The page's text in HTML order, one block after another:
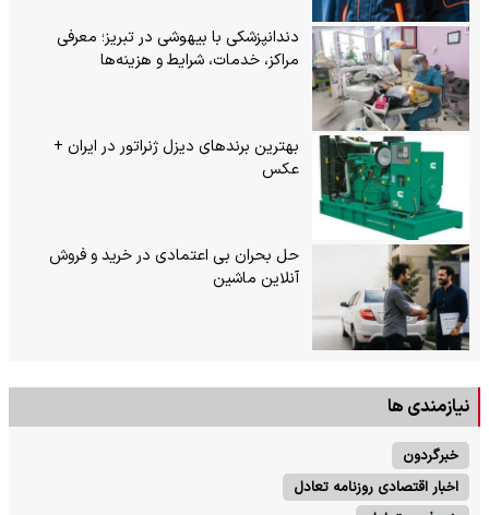
دندانپزشکی با بیهوشی در تبریز؛ معرفی
مراکز، خدمات، شرایط و هزینه‌ها
بهترین برندهای دیزل ژنراتور در ایران +
عکس
حل بحران بی‌ اعتمادی در خرید و فروش
آنلاین ماشین
نیازمندی ها
خبرگردون
اخبار اقتصادی روزنامه تعادل